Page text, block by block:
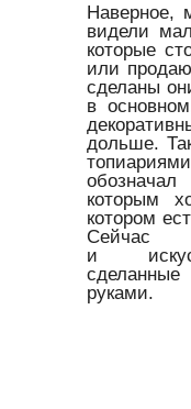
Наверное,
видели
которые
или
сделаны
в
дольше.
которым
котором
и
руками.